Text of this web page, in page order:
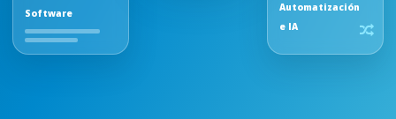
Software
Automatización
e IA